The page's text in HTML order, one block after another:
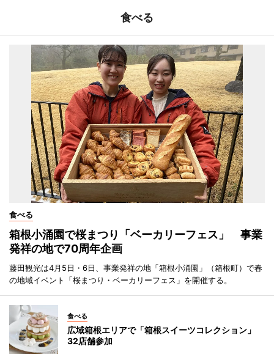
食べる
食べる
箱根小涌園で桜まつり「ベーカリーフェス」 事業
発祥の地で70周年企画
藤田観光は4月5日・6日、事業発祥の地「箱根小涌園」（箱根町）で春
の地域イベント「桜まつり・ベーカリーフェス」を開催する。
食べる
広域箱根エリアで「箱根スイーツコレクション」
32店舗参加